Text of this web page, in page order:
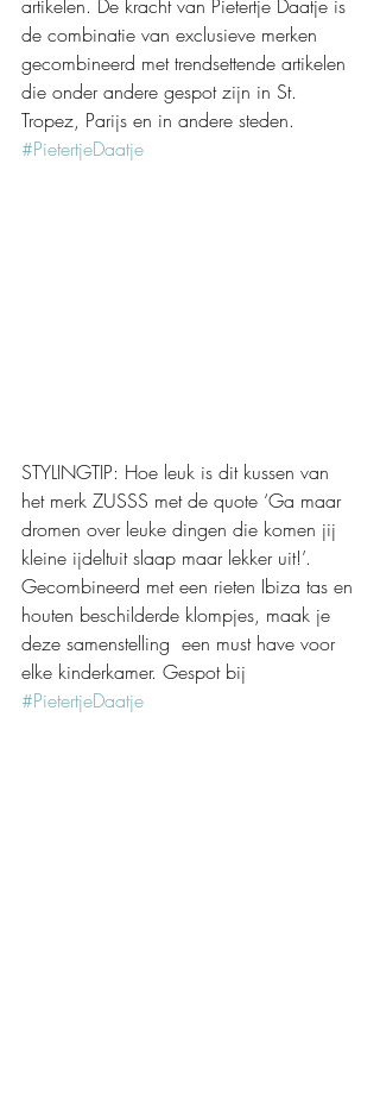
artikelen. De kracht van Pietertje Daatje is
de combinatie van exclusieve merken
gecombineerd met trendsettende artikelen
die onder andere gespot zijn in St.
Tropez, Parijs en in andere steden.
#PietertjeDaatje
STYLINGTIP: Hoe leuk is dit kussen van
het merk ZUSSS met de quote ‘Ga maar
dromen over leuke dingen die komen jij
kleine ijdeltuit slaap maar lekker uit!’.
Gecombineerd met een rieten Ibiza tas en
houten beschilderde klompjes, maak je
deze samenstelling  een must have voor
elke kinderkamer. Gespot bij
#PietertjeDaatje